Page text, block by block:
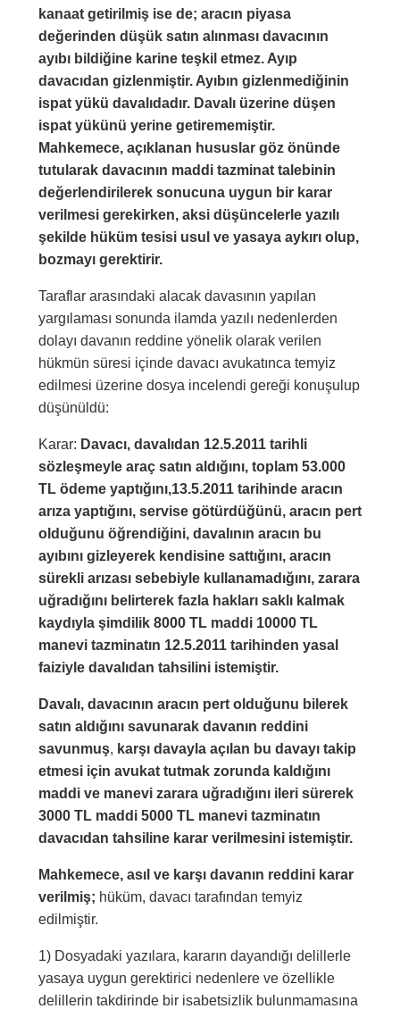
kanaat getirilmiş ise de; aracın piyasa
değerinden düşük satın alınması davacının
ayıbı bildiğine karine teşkil etmez. Ayıp
davacıdan gizlenmiştir. Ayıbın gizlenmediğinin
ispat yükü davalıdadır. Davalı üzerine düşen
ispat yükünü yerine getirememiştir.
Mahkemece, açıklanan hususlar göz önünde
tutularak davacının maddi tazminat talebinin
değerlendirilerek sonucuna uygun bir karar
verilmesi gerekirken, aksi düşüncelerle yazılı
şekilde hüküm tesisi usul ve yasaya aykırı olup,
bozmayı gerektirir.
Taraflar arasındaki alacak davasının yapılan
yargılaması sonunda ilamda yazılı nedenlerden
dolayı davanın reddine yönelik olarak verilen
hükmün süresi içinde davacı avukatınca temyiz
edilmesi üzerine dosya incelendi gereği konuşulup
düşünüldü:
Karar: Davacı, davalıdan 12.5.2011 tarihli
sözleşmeyle araç satın aldığını, toplam 53.000
TL ödeme yaptığını,13.5.2011 tarihinde aracın
arıza yaptığını, servise götürdüğünü, aracın pert
olduğunu öğrendiğini, davalının aracın bu
ayıbını gizleyerek kendisine sattığını, aracın
sürekli arızası sebebiyle kullanamadığını, zarara
uğradığını belirterek fazla hakları saklı kalmak
kaydıyla şimdilik 8000 TL maddi 10000 TL
manevi tazminatın 12.5.2011 tarihinden yasal
faiziyle davalıdan tahsilini istemiştir.
Davalı, davacının aracın pert olduğunu bilerek
satın aldığını savunarak davanın reddini
savunmuş, karşı davayla açılan bu davayı takip
etmesi için avukat tutmak zorunda kaldığını
maddi ve manevi zarara uğradığını ileri sürerek
3000 TL maddi 5000 TL manevi tazminatın
davacıdan tahsiline karar verilmesini istemiştir.
Mahkemece, asıl ve karşı davanın reddini karar
verilmiş; hüküm, davacı tarafından temyiz
edilmiştir.
1) Dosyadaki yazılara, kararın dayandığı delillerle
yasaya uygun gerektirici nedenlere ve özellikle
delillerin takdirinde bir isabetsizlik bulunmamasına